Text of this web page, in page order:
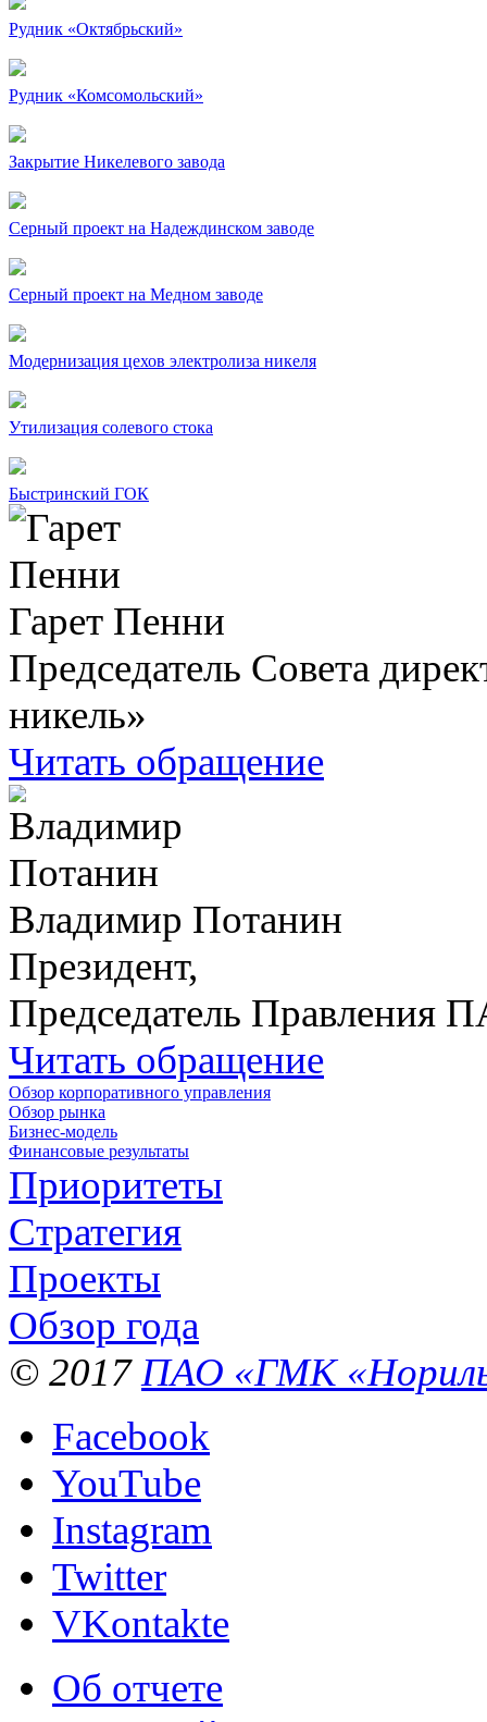
Рудник «Октябрьский»
Рудник «Комсомольский»
Закрытие Никелевого завода
Серный проект на Надеждинском заводе
Серный проект на Медном заводе
Модернизация цехов электролиза никеля
Утилизация солевого стока
Быстринский ГОК
Гарет Пенни
Председатель Совета
никель»
Читать обращение
Владимир Потанин
Президент,
Председатель Правления
Читать обращение
Обзор корпоративного управления
Обзор рынка
Бизнес-модель
Финансовые результаты
Приоритеты
Стратегия
Проекты
Обзор года
© 2017 ПАО «ГМК
Facebook
YouTube
Instagram
Twitter
VKontakte
Об отчете